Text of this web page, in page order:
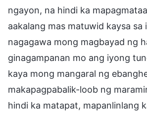
ngayon, na hindi ka
aakalang mas matuwid kaysa sa
nagagawa mong magbayad ng
ginagampanan mo ang iyong
kaya mong mangaral ng
makapagpabalik-loob ng
hindi ka matapat, mapanlinlang